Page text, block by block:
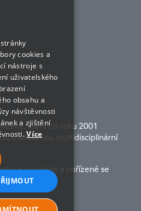
která od roku 2001
odbornou multidisciplinární
jsou reálné a pořízené se
cookies a
nástroje s
uživatelského
obsahu a
návštěvnosti
a zjištění
Více